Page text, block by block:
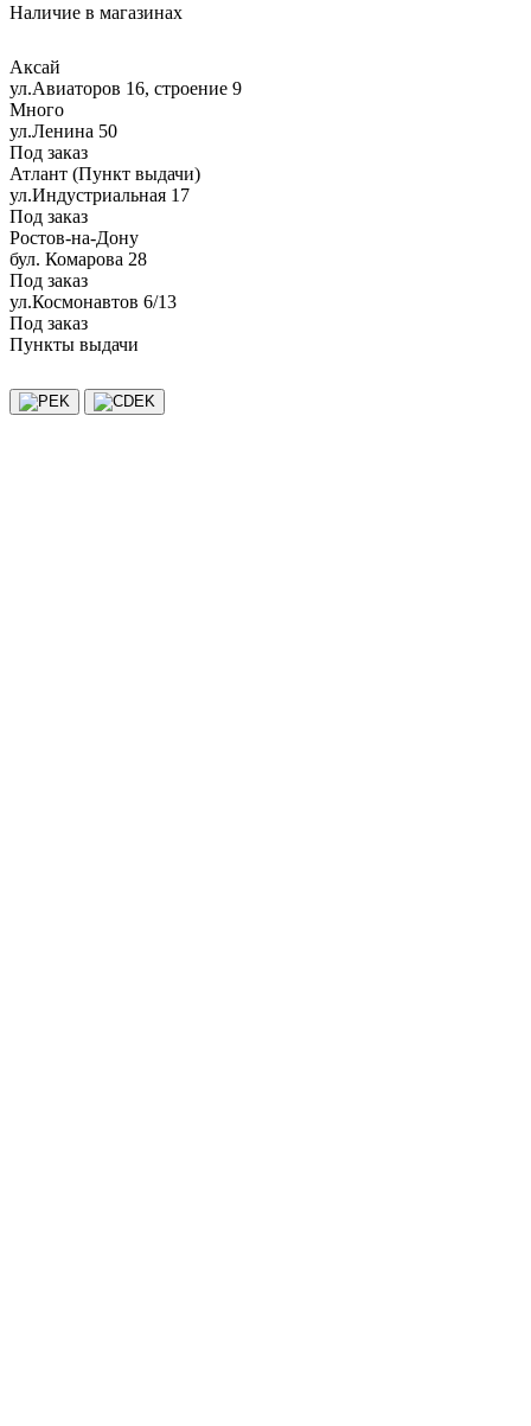
Наличие в магазинах
Аксай
ул.Авиаторов 16, строение 9
Много
ул.Ленина 50
Под заказ
Атлант (Пункт выдачи)
ул.Индустриальная 17
Под заказ
Ростов-на-Дону
бул. Комарова 28
Под заказ
ул.Космонавтов 6/13
Под заказ
Пункты выдачи